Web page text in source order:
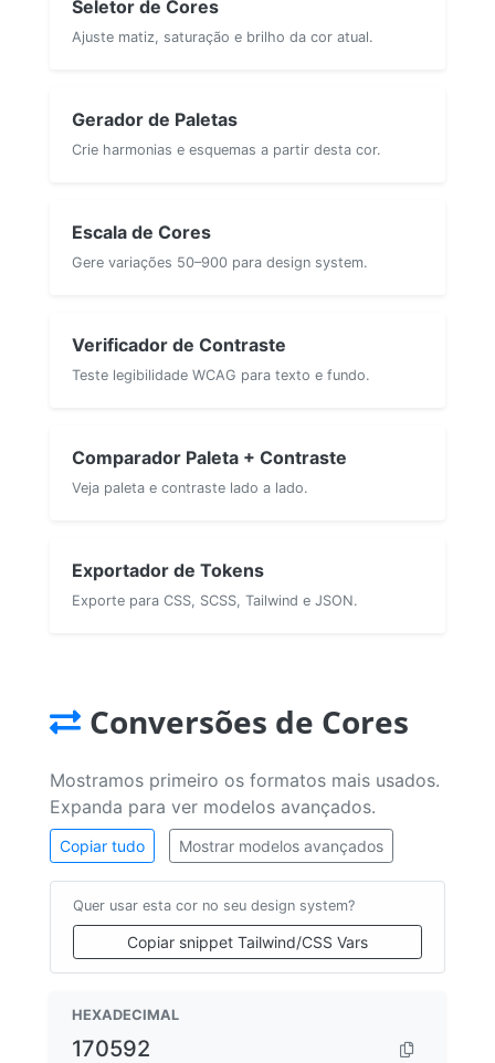
Seletor de Cores
Ajuste matiz, saturação e brilho da cor atual.
Gerador de Paletas
Crie harmonias e esquemas a partir desta cor.
Escala de Cores
Gere variações 50–900 para design system.
Verificador de Contraste
Teste legibilidade WCAG para texto e fundo.
Comparador Paleta + Contraste
Veja paleta e contraste lado a lado.
Exportador de Tokens
Exporte para CSS, SCSS, Tailwind e JSON.
Conversões de Cores
Mostramos primeiro os formatos mais usados.
Expanda para ver modelos avançados.
Copiar tudo Mostrar modelos avançados
Quer usar esta cor no seu design system?
Copiar snippet Tailwind/CSS Vars
HEXADECIMAL
170592